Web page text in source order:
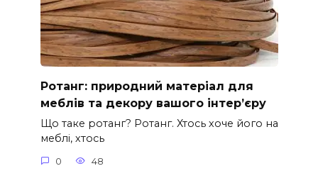
Ротанг: природний матеріал для
меблів та декору вашого інтер’єру
Що таке ротанг? Ротанг. Хтось хоче його на
меблі, хтось
0 48